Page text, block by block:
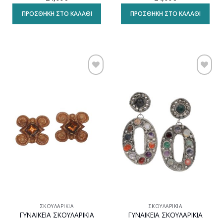
ΠΡΟΣΘΉΚΗ ΣΤΟ ΚΑΛΆΘΙ ΠΡΟΣΘΉΚΗ ΣΤΟ ΚΑΛΆΘΙ
ΣΚΟΥΛΑΡΊΚΙΑ
ΓΥΝΑΙΚΕΙΑ ΣΚΟΥΛΑΡΙΚΙΑ
wishlist
ΣΚΟΥΛΑΡΊΚΙΑ
ΓΥΝΑΙΚΕΙΑ ΣΚΟΥΛΑΡΙΚΙΑ